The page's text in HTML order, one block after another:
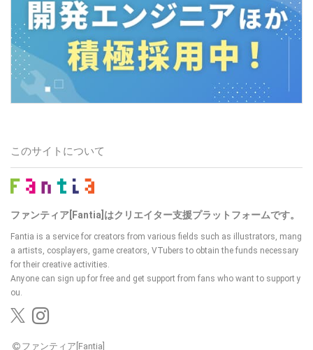
このサイトについて
ファンティア[Fantia]はクリエイター支援プラットフォームです。
Fantia is a service for creators from various fields such as illustrators, mang
a artists, cosplayers, game creators, VTubers to obtain the funds necessary
for their creative activities.
Anyone can sign up for free and get support from fans who want to support y
ou.
ファンティア[Fantia]